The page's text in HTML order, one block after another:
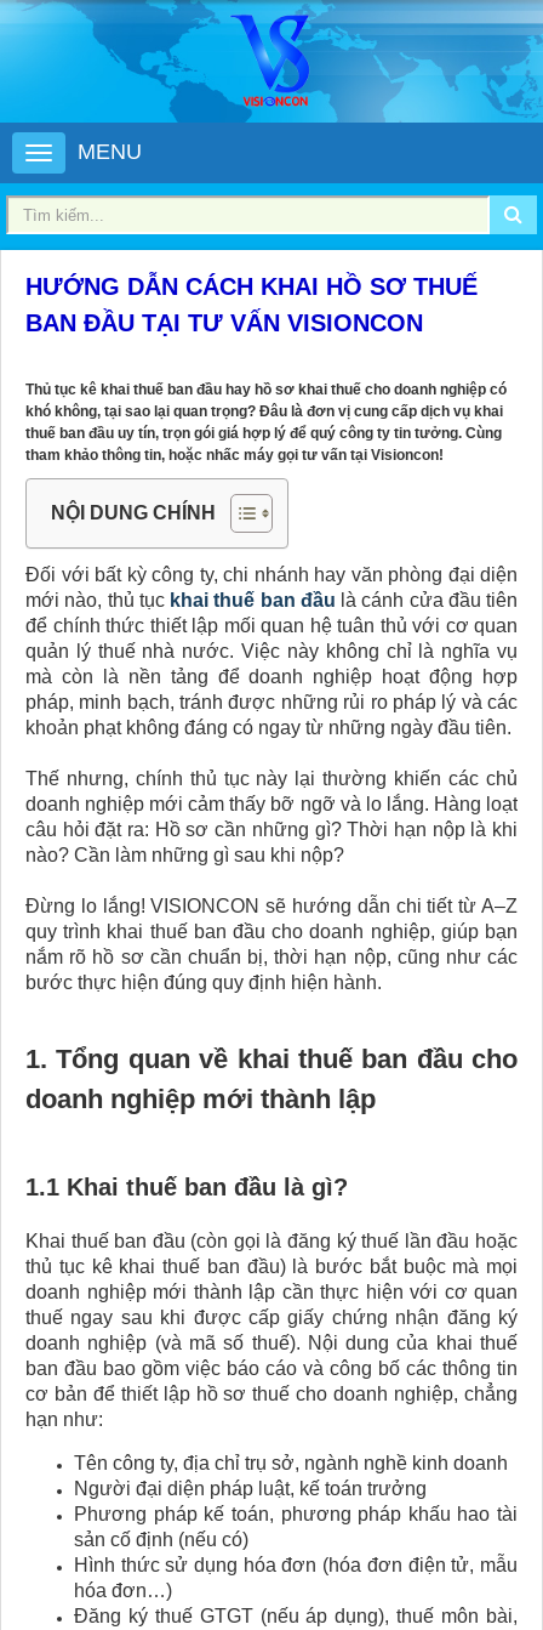
MENU
HƯỚNG DẪN CÁCH KHAI HỒ SƠ THUẾ
BAN ĐẦU TẠI TƯ VẤN VISIONCON
Thủ tục kê khai thuế ban đầu hay hồ sơ khai thuế cho doanh nghiệp có
khó không, tại sao lại quan trọng? Đâu là đơn vị cung cấp dịch vụ khai
thuế ban đầu uy tín, trọn gói giá hợp lý để quý công ty tin tưởng. Cùng
tham khảo thông tin, hoặc nhấc máy gọi tư vấn tại Visioncon!
NỘI DUNG CHÍNH
Đối với bất kỳ công ty, chi nhánh hay văn phòng đại diện
mới nào, thủ tục khai thuế ban đầu là cánh cửa đầu tiên
để chính thức thiết lập mối quan hệ tuân thủ với cơ quan
quản lý thuế nhà nước. Việc này không chỉ là nghĩa vụ
mà còn là nền tảng để doanh nghiệp hoạt động hợp
pháp, minh bạch, tránh được những rủi ro pháp lý và các
khoản phạt không đáng có ngay từ những ngày đầu tiên.
Thế nhưng, chính thủ tục này lại thường khiến các chủ
doanh nghiệp mới cảm thấy bỡ ngỡ và lo lắng. Hàng loạt
câu hỏi đặt ra: Hồ sơ cần những gì? Thời hạn nộp là khi
nào? Cần làm những gì sau khi nộp?
Đừng lo lắng! VISIONCON sẽ hướng dẫn chi tiết từ A–Z
quy trình khai thuế ban đầu cho doanh nghiệp, giúp bạn
nắm rõ hồ sơ cần chuẩn bị, thời hạn nộp, cũng như các
bước thực hiện đúng quy định hiện hành.
1. Tổng quan về khai thuế ban đầu cho
doanh nghiệp mới thành lập
1.1 Khai thuế ban đầu là gì?
Khai thuế ban đầu (còn gọi là đăng ký thuế lần đầu hoặc
thủ tục kê khai thuế ban đầu) là bước bắt buộc mà mọi
doanh nghiệp mới thành lập cần thực hiện với cơ quan
thuế ngay sau khi được cấp giấy chứng nhận đăng ký
doanh nghiệp (và mã số thuế). Nội dung của khai thuế
ban đầu bao gồm việc báo cáo và công bố các thông tin
cơ bản để thiết lập hồ sơ thuế cho doanh nghiệp, chẳng
hạn như:
Tên công ty, địa chỉ trụ sở, ngành nghề kinh doanh
Người đại diện pháp luật, kế toán trưởng
Phương pháp kế toán, phương pháp khấu hao tài
sản cố định (nếu có)
Hình thức sử dụng hóa đơn (hóa đơn điện tử, mẫu
hóa đơn…)
Đăng ký thuế GTGT (nếu áp dụng), thuế môn bài,